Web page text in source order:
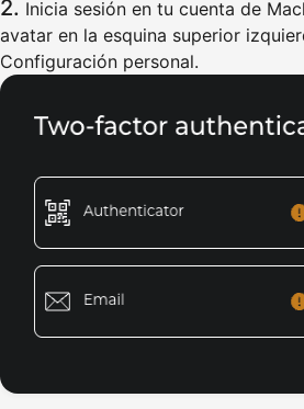
Inicia sesión en tu cuenta de
avatar en la esquina superior
Configuración personal.